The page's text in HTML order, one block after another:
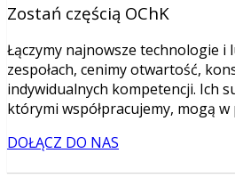
Zostań częścią OChK
Łączymy najnowsze technologie
zespołach, cenimy otwartość,
indywidualnych kompetencji. Ich
którymi współpracujemy, mogą
DOŁĄCZ DO NAS